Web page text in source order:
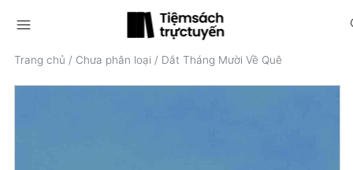
menu
Trang chủ / Chưa phân loại / Dắt Tháng Mười Về Quê